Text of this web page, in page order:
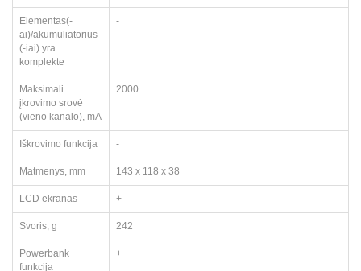
Elementas(-
ai)/akumuliatorius
(-iai) yra
komplekte
-
Maksimali
įkrovimo srovė
(vieno kanalo), mA
2000
Iškrovimo funkcija -
Matmenys, mm 143 x 118 x 38
LCD ekranas +
Svoris, g 242
Powerbank
funkcija
+